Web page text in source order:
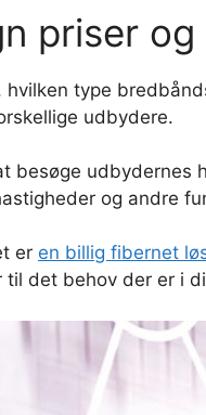
priser
hvilken type
udbydere.
besøge udbydernes
og andre
er en billig fibernet
til det behov der er i